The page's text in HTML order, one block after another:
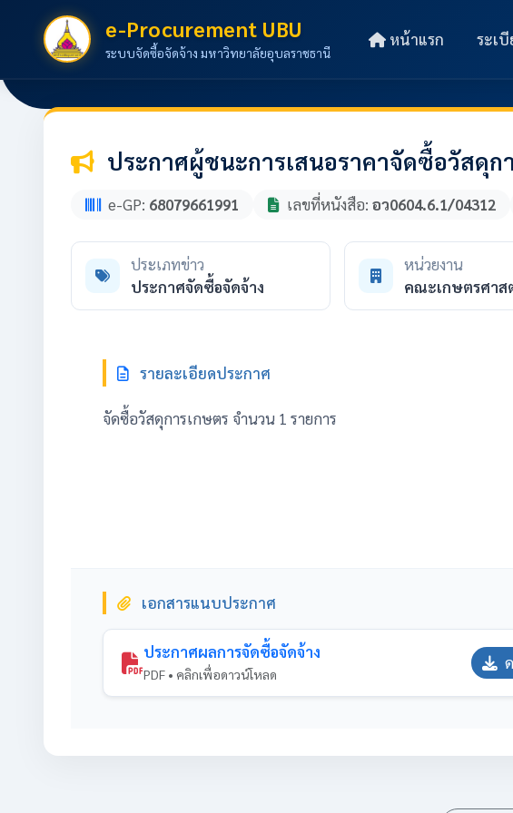
e-Procurement UBU
ระบบจัดซื้อจัดจ้าง มหาวิทยาลัยอุบลราชธานี
หน้าแรก ระเ
ประกาศผู้ชนะการเสนอราคาจัดซื้อวัสดุก
e-GP: 68079661991 เลขที่หนังสือ: อว0604.6.1/04312
ประเภทข่าว
ประกาศจัดซื้อจัดจ้าง
หน่วยงาน
คณะเกษตรศาส
รายละเอียดประกาศ
จัดซื้อวัสดุการเกษตร จำนวน 1 รายการ
เอกสารแนบประกาศ
ประกาศผลการจัดซื้อจัดจ้าง
PDF • คลิกเพื่อดาวน์โหลด